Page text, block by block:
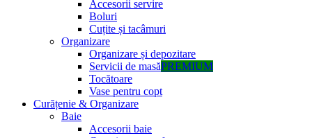
Accesorii servire
Boluri
Cuțite și tacâmuri
Organizare
Organizare și depozitare
Servicii de masăPREMIUM
Tocătoare
Vase pentru copt
Curățenie & Organizare
Baie
Accesorii baie